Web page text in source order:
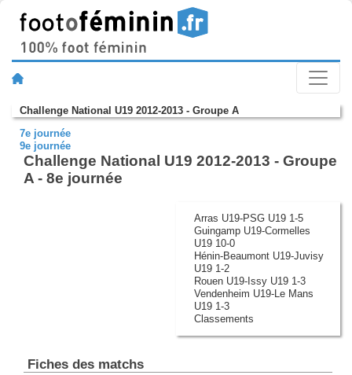
Challenge National U19 2012-2013 - Groupe A
7e journée
9e journée
Challenge National U19 2012-2013 - Groupe
A - 8e journée
Arras U19-PSG U19 1-5
Guingamp U19-Cormelles
U19 10-0
Hénin-Beaumont U19-Juvisy
U19 1-2
Rouen U19-Issy U19 1-3
Vendenheim U19-Le Mans
U19 1-3
Classements
Fiches des matchs